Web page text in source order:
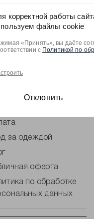
за одеждой
оферта
по обработке
данных
корректной работы
файлы cookie
«Принять», вы даёте
с Политикой по
Отклонить